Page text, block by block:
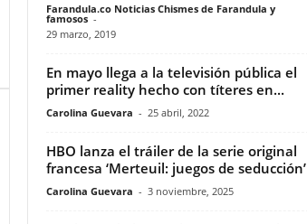
Farandula.co Noticias Chismes de Farandula y
famosos -
29 marzo, 2019
En mayo llega a la televisión pública el
primer reality hecho con títeres en...
Carolina Guevara - 25 abril, 2022
HBO lanza el tráiler de la serie original
francesa ‘Merteuil: juegos de seducción’
Carolina Guevara - 3 noviembre, 2025